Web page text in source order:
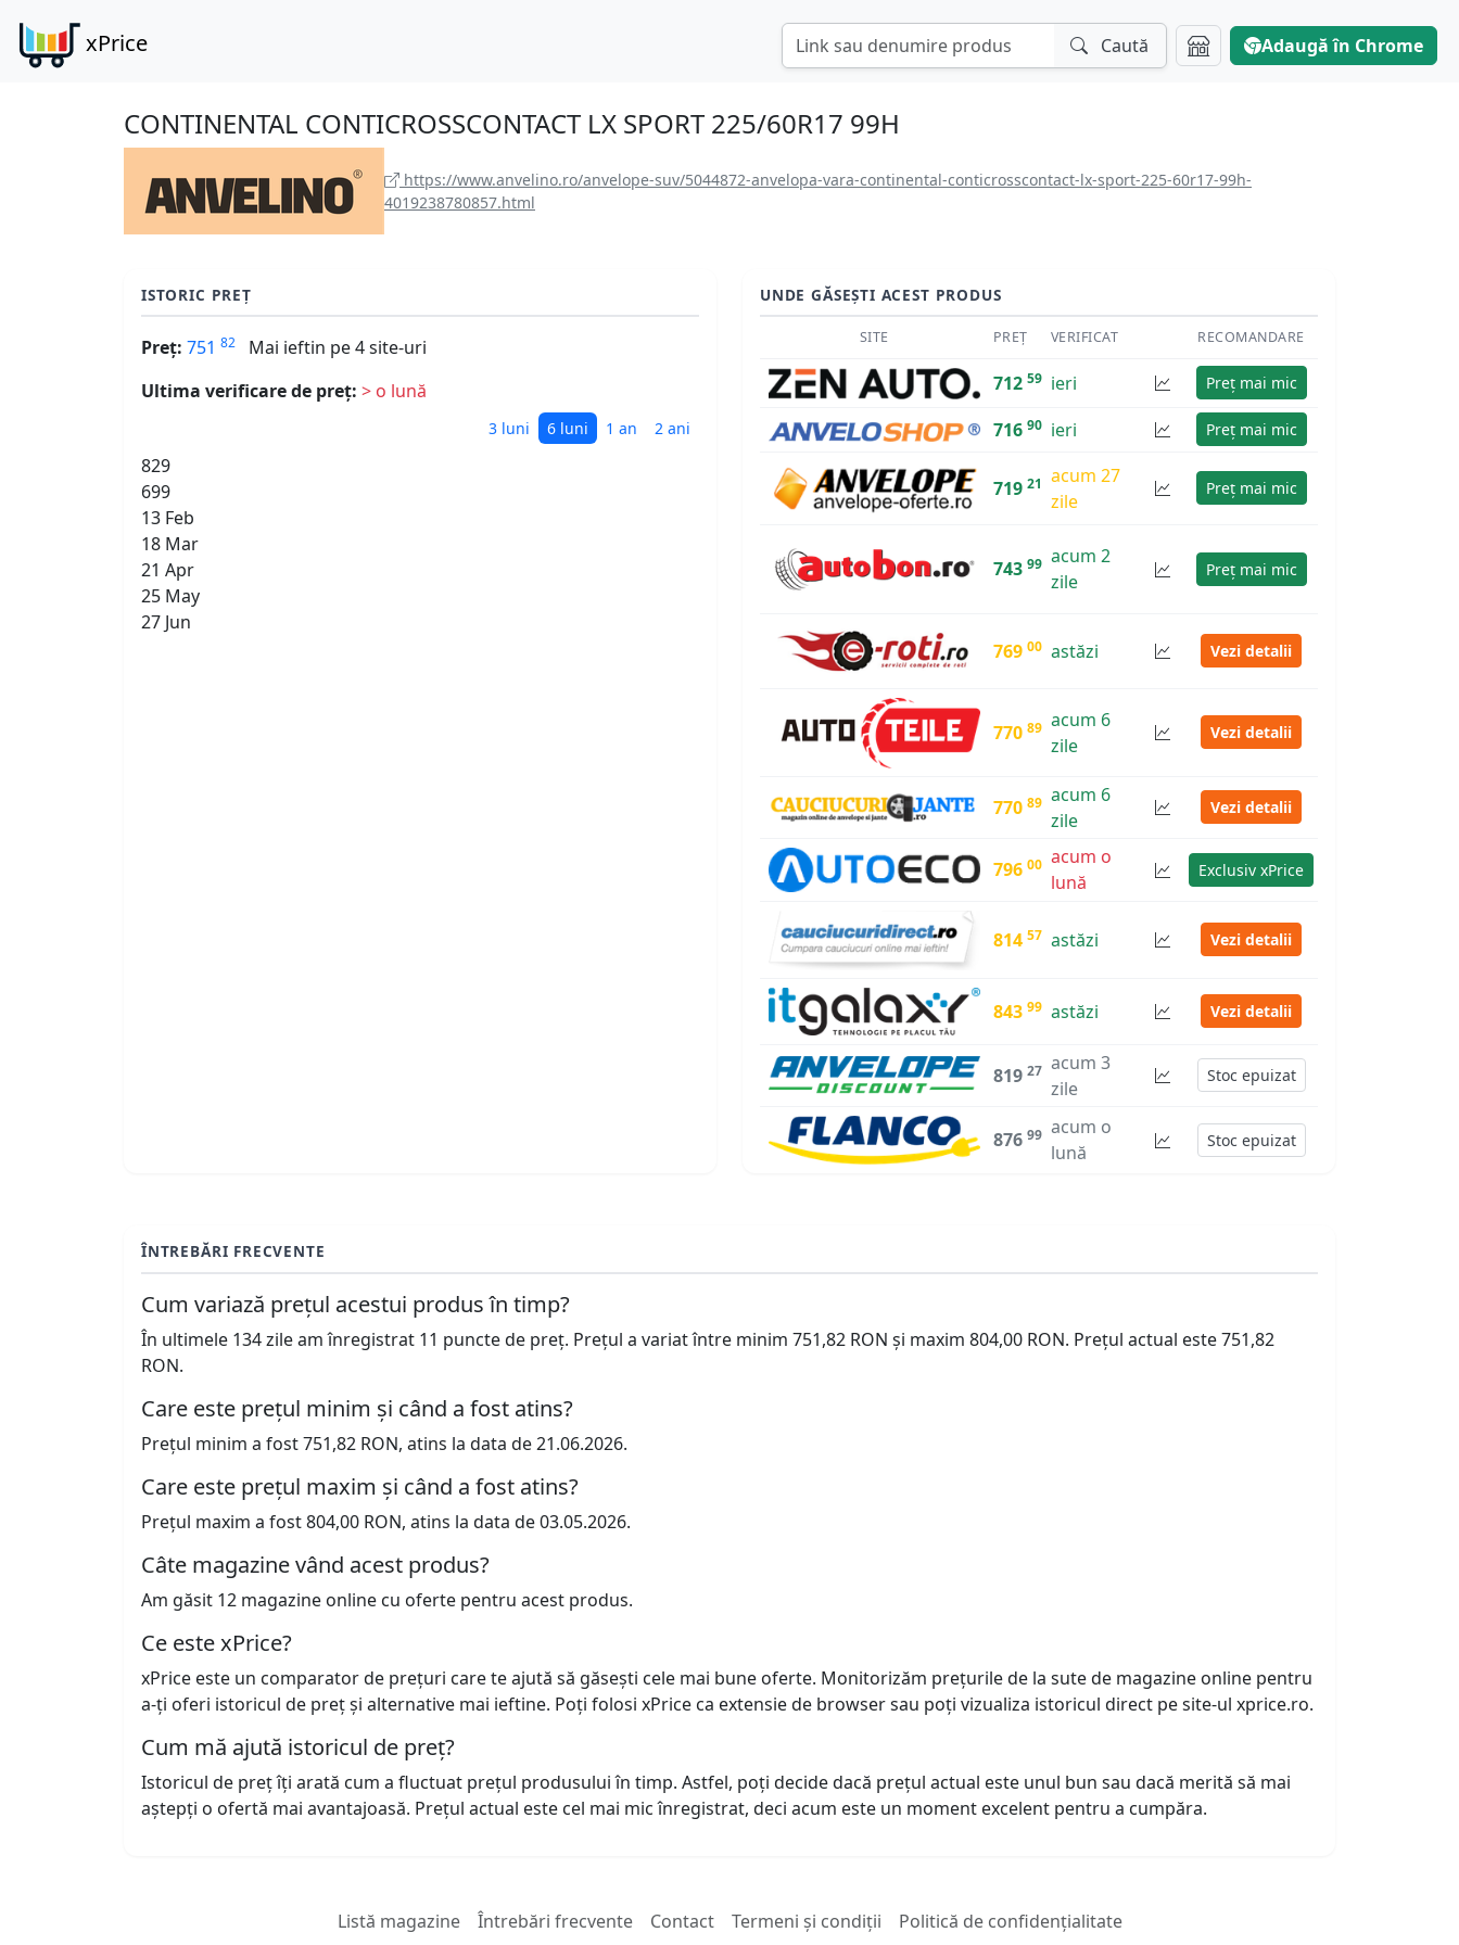
xPrice Caută Adaugă în Chrome
CONTINENTAL CONTICROSSCONTACT LX SPORT 225/60R17 99H
https://www.anvelino.ro/anvelope-suv/5044872-anvelopa-vara-continental-conticrosscontact-lx-sport-225-60r17-99h-
4019238780857.html
ISTORIC PREȚ
Preț: 751 82
Mai ieftin pe 4 site-uri
Ultima verificare de preț: > o lună
3 luni 6 luni 1 an 2 ani
829
699
13 Feb
18 Mar
21 Apr
25 May
27 Jun
UNDE GĂSEȘTI ACEST PRODUS
SITE PREȚ VERIFICAT RECOMANDARE
712 59 ieri Preț mai mic
716 90 ieri Preț mai mic
719 21 acum 27
zile
Preț mai mic
743 99 acum 2
zile
Preț mai mic
769 00 astăzi Vezi detalii
770 89 acum 6
zile
Vezi detalii
770 89 acum 6
zile
Vezi detalii
796 00 acum o
lună
Exclusiv xPrice
814 57 astăzi Vezi detalii
843 99 astăzi Vezi detalii
819 27 acum 3
zile
Stoc epuizat
876 99 acum o
lună
Stoc epuizat
ÎNTREBĂRI FRECVENTE
Cum variază prețul acestui produs în timp?
În ultimele 134 zile am înregistrat 11 puncte de preț. Prețul a variat între minim 751,82 RON și maxim 804,00 RON. Prețul actual este 751,82
RON.
Care este prețul minim și când a fost atins?
Prețul minim a fost 751,82 RON, atins la data de 21.06.2026.
Care este prețul maxim și când a fost atins?
Prețul maxim a fost 804,00 RON, atins la data de 03.05.2026.
Câte magazine vând acest produs?
Am găsit 12 magazine online cu oferte pentru acest produs.
Ce este xPrice?
xPrice este un comparator de prețuri care te ajută să găsești cele mai bune oferte. Monitorizăm prețurile de la sute de magazine online pentru
a-ți oferi istoricul de preț și alternative mai ieftine. Poți folosi xPrice ca extensie de browser sau poți vizualiza istoricul direct pe site-ul xprice.ro.
Cum mă ajută istoricul de preț?
Istoricul de preț îți arată cum a fluctuat prețul produsului în timp. Astfel, poți decide dacă prețul actual este unul bun sau dacă merită să mai
aștepți o ofertă mai avantajoasă. Prețul actual este cel mai mic înregistrat, deci acum este un moment excelent pentru a cumpăra.
Listă magazine Întrebări frecvente Contact Termeni și condiții Politică de confidențialitate